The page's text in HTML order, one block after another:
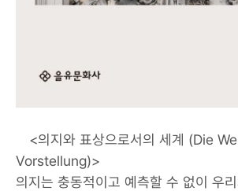
<의지와 표상으로서의 세계 (Die
Vorstellung)>
의지는 충동적이고 예측할 수 없이 우